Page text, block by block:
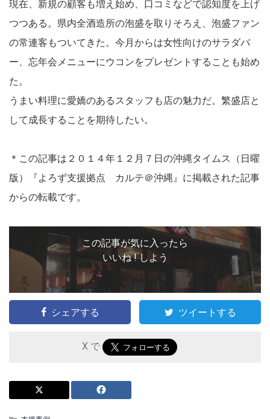
現在、新規の顧客も増え始め、口コミなどで認知度を上げ
つつある。県内全酒造所の泡盛を取りそろえ、泡盛ファン
の常連客もついてきた。今月からは女性向けのサラダバ
ー、忘年会メニューにウコンをプレゼントすることも始め
た。
うまい料理に愛嬌のあるスタッフも店の魅力だ。繁盛店と
して成長することを期待したい。
＊この記事は２０１４年１２月７日の沖縄タイムス（日曜
版）『よろず支援拠点 カルテ＠沖縄』に掲載された記事
からの転載です。
この記事が気に入ったら
いいね ! しよう
シェアする ツイートする
X で